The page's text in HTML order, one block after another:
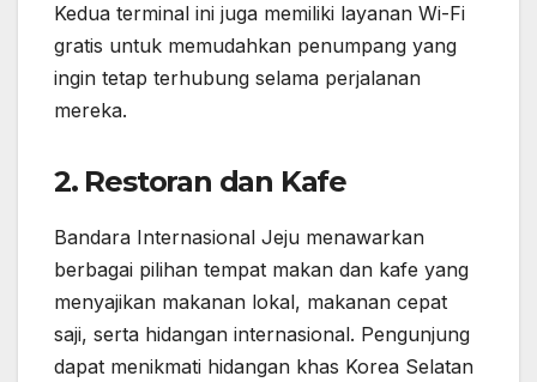
Kedua terminal ini juga memiliki layanan Wi-Fi
gratis untuk memudahkan penumpang yang
ingin tetap terhubung selama perjalanan
mereka.
2. Restoran dan Kafe
Bandara Internasional Jeju menawarkan
berbagai pilihan tempat makan dan kafe yang
menyajikan makanan lokal, makanan cepat
saji, serta hidangan internasional. Pengunjung
dapat menikmati hidangan khas Korea Selatan